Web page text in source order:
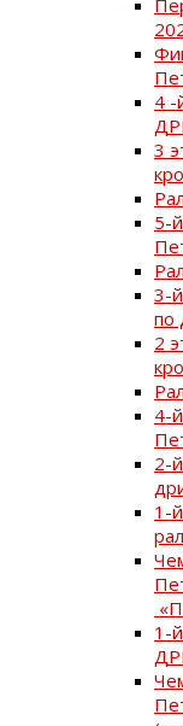
4
3
5-
3-
по
2
4-
2-
1-
1-